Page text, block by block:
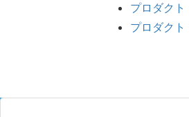
プロダクト
プロダクト